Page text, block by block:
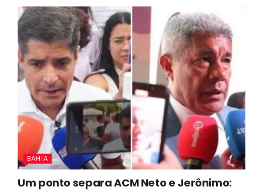
BAHIA
Um ponto separa ACM Neto e Jerônimo: